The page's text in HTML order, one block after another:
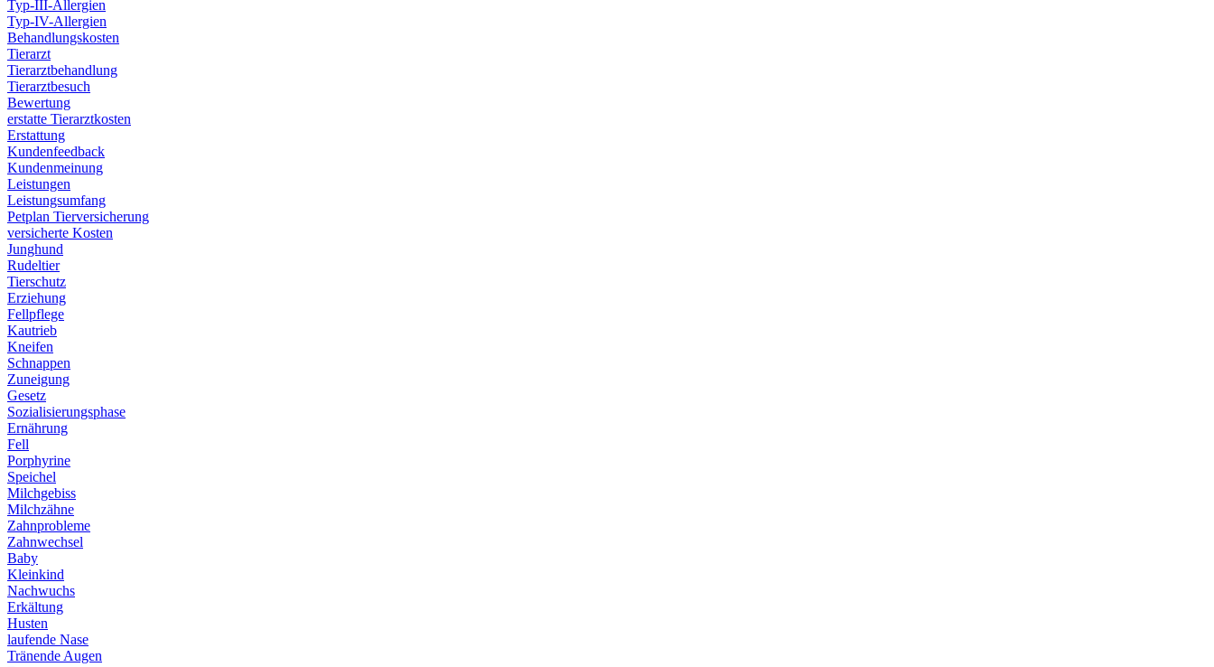
Typ-III-Allergien
Typ-IV-Allergien
Behandlungskosten
Tierarzt
Tierarztbehandlung
Tierarztbesuch
Bewertung
erstatte Tierarztkosten
Erstattung
Kundenfeedback
Kundenmeinung
Leistungen
Leistungsumfang
Petplan Tierversicherung
versicherte Kosten
Junghund
Rudeltier
Tierschutz
Erziehung
Fellpflege
Kautrieb
Kneifen
Schnappen
Zuneigung
Gesetz
Sozialisierungsphase
Ernährung
Fell
Porphyrine
Speichel
Milchgebiss
Milchzähne
Zahnprobleme
Zahnwechsel
Baby
Kleinkind
Nachwuchs
Erkältung
Husten
laufende Nase
Tränende Augen